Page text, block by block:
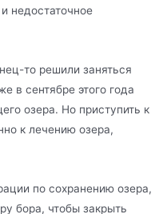
недостаточное
то решили заняться
в сентябре этого года
озера. Но приступить к
к лечению озера,
по сохранению озера,
бора, чтобы закрыть